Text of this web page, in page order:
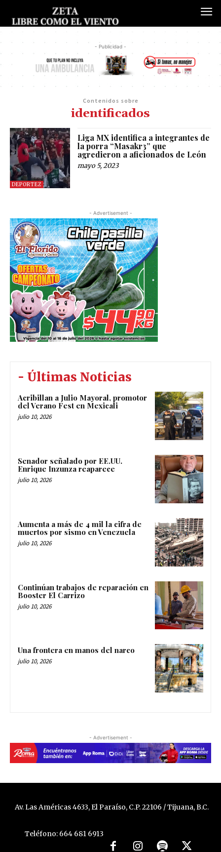
- Publicidad -
Contenidos sobre
identificados
DEPORTEZ
Liga MX identifica a integrantes de
la porra “Masakr3” que
agredieron a aficionados de León
mayo 5, 2023
- Advertisement -
- Últimas Noticias
Acribillan a Julio Mayoral, promotor
del Verano Fest en Mexicali
julio 10, 2026
Senador señalado por EE.UU.
Enrique Inzunza reaparece
julio 10, 2026
Aumenta a más de 4 mil la cifra de
muertos por sismo en Venezuela
julio 10, 2026
Continúan trabajos de reparación en
Booster El Carrizo
julio 10, 2026
Una frontera en manos del narco
julio 10, 2026
- Advertisement -
Av. Las Américas 4633, El Paraíso, C.P. 22106 / Tijuana, B.C.
Teléfono: 664 681 6913